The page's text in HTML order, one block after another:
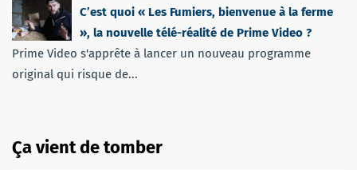
C’est quoi « Les Fumiers, bienvenue à la ferme
», la nouvelle télé-réalité de Prime Video ?
Prime Video s'apprête à lancer un nouveau programme
original qui risque de...
Ça vient de tomber